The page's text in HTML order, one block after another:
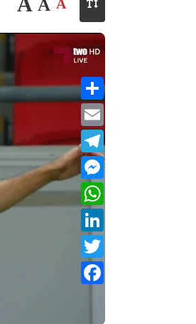
A
A
Share
Email
Telegram
Messenger
WhatsApp
LinkedIn
Twitter
Facebook